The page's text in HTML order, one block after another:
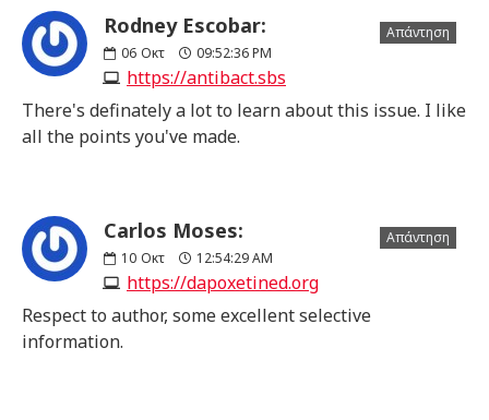
Rodney Escobar:
06 Οκτ 09:52:36 PM
https://antibact.sbs
Απάντηση
There's definately a lot to learn about this issue. I like
all the points you've made.
Carlos Moses:
10 Οκτ 12:54:29 AM
https://dapoxetined.org
Απάντηση
Respect to author, some excellent selective
information.